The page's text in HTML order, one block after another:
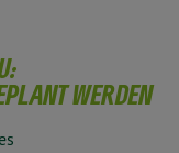
WERDEN